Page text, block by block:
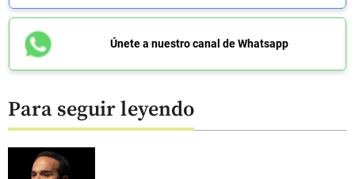
Únete a nuestro canal de Whatsapp
Para seguir leyendo